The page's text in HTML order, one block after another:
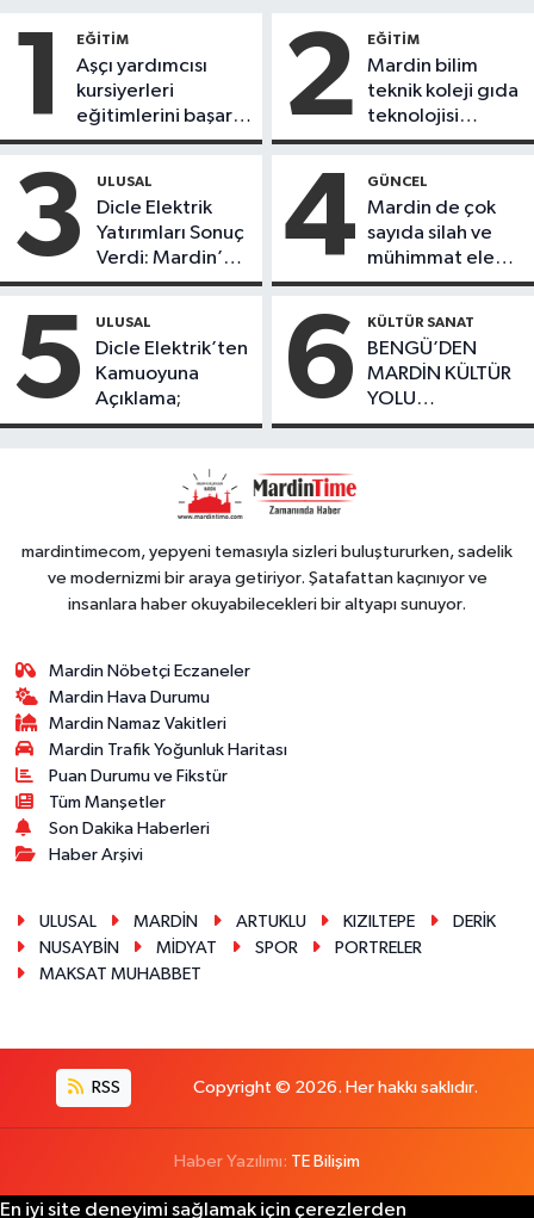
1 EĞİTİM
Aşçı yardımcısı
kursiyerleri
eğitimlerini başarı
ile tamamladı
2 EĞİTİM
Mardin bilim
teknik koleji gıda
teknolojisi
öğrencileri
ürünlerini satarak
köydeki
çoçuklara kitap
desteğinde
bulundu
3 ULUSAL
Dicle Elektrik
Yatırımları Sonuç
Verdi: Mardin’de
Kayıp Kaçak
Düşüş
4 GÜNCEL
Mardin de çok
sayıda silah ve
mühimmat ele
geçirildi
5 ULUSAL
Dicle Elektrik’ten
Kamuoyuna
Açıklama;
6 KÜLTÜR SANAT
BENGÜ’DEN
MARDİN KÜLTÜR
YOLU
FESTIVALİ’NDE
mardintimecom, yepyeni temasıyla sizleri buluştururken, sadelik
ve modernizmi bir araya getiriyor. Şatafattan kaçınıyor ve
insanlara haber okuyabilecekleri bir altyapı sunuyor.
Mardin Nöbetçi Eczaneler
Mardin Hava Durumu
Mardin Namaz Vakitleri
Mardin Trafik Yoğunluk Haritası
Puan Durumu ve Fikstür
Tüm Manşetler
Son Dakika Haberleri
Haber Arşivi
ULUSAL MARDİN ARTUKLU KIZILTEPE
DERİK
NUSAYBİN
MİDYAT SPOR
PORTRELER
MAKSAT MUHABBET
RSS Copyright © 2026. Her hakkı saklıdır.
Haber Yazılımı: TE Bilişim
En iyi site deneyimi sağlamak için çerezlerden